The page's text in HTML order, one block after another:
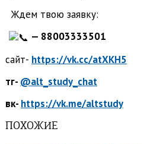
Ждем твою заявку:
— 88003333501
сайт- https://vk.cc/atXKH5
тг- @alt_study_chat
вк- https://vk.me/altstudy
ПОХОЖИЕ